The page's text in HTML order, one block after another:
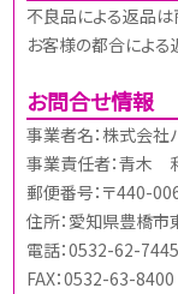
不良品による返品は
お客様の都合による
お問合せ情報
事業者名：株式会社
事業責任者：青木
郵便番号：〒440-
住所：愛知県豊橋
電話：0532-62-7445
FAX：0532-63-8400